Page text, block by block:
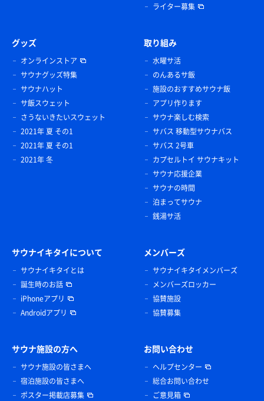
ライター募集
グッズ
オンラインストア
サウナグッズ特集
サウナハット
サ飯スウェット
さうないきたいスウェット
2021年 夏 その1
2021年 夏 その1
2021年 冬
取り組み
水曜サ活
のんあるサ飯
施設のおすすめサウナ飯
アプリ作ります
サウナ楽しむ検索
サバス 移動型サウナバス
サバス 2号車
カプセルトイ サウナキット
サウナ応援企業
サウナの時間
泊まってサウナ
銭湯サ活
サウナイキタイについて
サウナイキタイとは
誕生時のお話
iPhoneアプリ
Androidアプリ
メンバーズ
サウナイキタイメンバーズ
メンバーズロッカー
協賛施設
協賛募集
サウナ施設の方へ
サウナ施設の皆さまへ
宿泊施設の皆さまへ
ポスター掲載店募集
お問い合わせ
ヘルプセンター
総合お問い合わせ
ご意見箱